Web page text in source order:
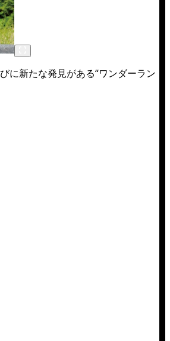
に新たな発見がある“ワンダーラン